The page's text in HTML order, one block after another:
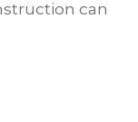
can